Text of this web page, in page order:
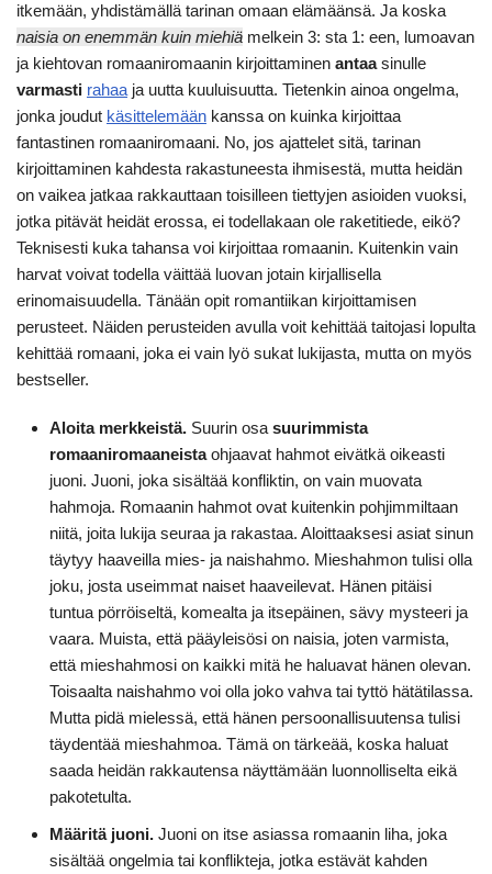
itkemään, yhdistämällä tarinan omaan elämäänsä. Ja koska
naisia on enemmän kuin miehiä melkein 3: sta 1: een, lumoavan
ja kiehtovan romaaniromaanin kirjoittaminen antaasinulle
varmasti rahaa ja uutta kuuluisuutta. Tietenkin ainoa ongelma,
jonka joudut käsittelemään kanssa on kuinka kirjoittaa
fantastinen romaaniromaani. No, jos ajattelet sitä, tarinan
kirjoittaminen kahdesta rakastuneesta ihmisestä, mutta heidän
on vaikea jatkaa rakkauttaan toisilleen tiettyjen asioiden vuoksi,
jotka pitävät heidät erossa, ei todellakaan ole raketitiede, eikö?
Teknisesti kuka tahansa voi kirjoittaa romaanin. Kuitenkin vain
harvat voivat todella väittää luovan jotain kirjallisella
erinomaisuudella. Tänään opit romantiikan kirjoittamisen
perusteet. Näiden perusteiden avulla voit kehittää taitojasi lopulta
kehittää romaani, joka ei vain lyö sukat lukijasta, mutta on myös
bestseller.
Aloita merkkeistä. Suurin osa suurimmista
romaaniromaaneistaohjaavat hahmot eivätkä oikeasti
juoni. Juoni, joka sisältää konfliktin, on vain muovata
hahmoja. Romaanin hahmot ovat kuitenkin pohjimmiltaan
niitä, joita lukija seuraa ja rakastaa. Aloittaaksesi asiat sinun
täytyy haaveilla mies- ja naishahmo. Mieshahmon tulisi olla
joku, josta useimmat naiset haaveilevat. Hänen pitäisi
tuntua pörröiseltä, komealta ja itsepäinen, sävy mysteeri ja
vaara. Muista, että pääyleisösi on naisia, joten varmista,
että mieshahmosi on kaikki mitä he haluavat hänen olevan.
Toisaalta naishahmo voi olla joko vahva tai tyttö hätätilassa.
Mutta pidä mielessä, että hänen persoonallisuutensa tulisi
täydentää mieshahmoa. Tämä on tärkeää, koska haluat
saada heidän rakkautensa näyttämään luonnolliselta eikä
pakotetulta.
Määritä juoni. Juoni on itse asiassa romaanin liha, joka
sisältää ongelmia tai konflikteja, jotka estävät kahden